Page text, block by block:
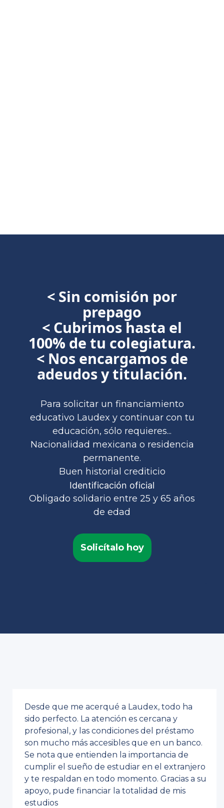
< Sin comisión por
prepago
< Cubrimos hasta el
100% de tu colegiatura.
< Nos encargamos de
adeudos y titulación.
Para solicitar un financiamiento
educativo Laudex y continuar con tu
educación, sólo requieres...
Nacionalidad mexicana o residencia
permanente.
Buen historial crediticio
Identificación oficial
Obligado solidario entre 25 y 65 años
de edad
Solicítalo hoy
Desde que me acerqué a Laudex, todo ha
sido perfecto. La atención es cercana y
profesional, y las condiciones del préstamo
son mucho más accesibles que en un banco.
Se nota que entienden la importancia de
cumplir el sueño de estudiar en el extranjero
y te respaldan en todo momento. Gracias a su
apoyo, pude financiar la totalidad de mis
estudios